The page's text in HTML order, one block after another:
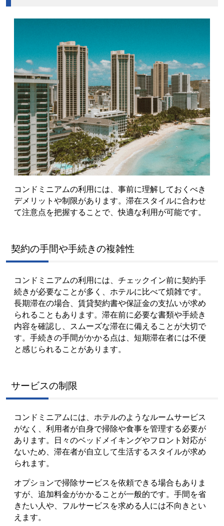
コンドミニアムの利用には、事前に理解しておくべき
デメリットや制限があります。滞在スタイルに合わせ
て注意点を把握することで、快適な利用が可能です。
契約の手間や手続きの複雑性
コンドミニアムの利用には、チェックイン前に契約手
続きが必要なことが多く、ホテルに比べて煩雑です。
長期滞在の場合、賃貸契約書や保証金の支払いが求め
られることもあります。滞在前に必要な書類や手続き
内容を確認し、スムーズな滞在に備えることが大切で
す。手続きの手間がかかる点は、短期滞在者には不便
と感じられることがあります。
サービスの制限
コンドミニアムには、ホテルのようなルームサービス
がなく、利用者が自身で掃除や食事を管理する必要が
あります。日々のベッドメイキングやフロント対応が
ないため、滞在者が自立して生活するスタイルが求め
られます。
オプションで掃除サービスを依頼できる場合もありま
すが、追加料金がかかることが一般的です。手間を省
きたい人や、フルサービスを求める人には不向きとい
えます。